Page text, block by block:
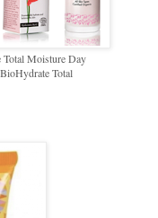
Moisture Day
Total